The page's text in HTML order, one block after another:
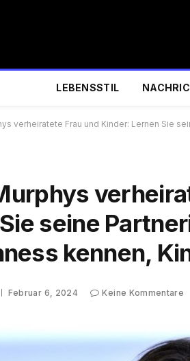
LEBENSSTIL
verheiratete Frau und Kinder: Lernen Sie
seine
kennen,
Februar 6, 2024 Keine Kommentare